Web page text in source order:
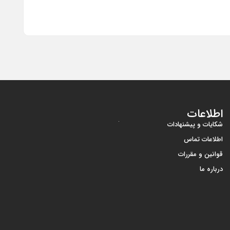
اطلاعات
شکایات و پیشنهادات
اطلاعات تماس
قوانین و مقررات
درباره ما